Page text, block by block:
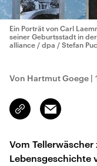
Ein Porträt von Carl
seiner Geburtsstadt in
alliance / dpa / Stefan
Von Hartmut Goege |
Link
kopieren/teilen
Email
Vom
Lebensgeschichte